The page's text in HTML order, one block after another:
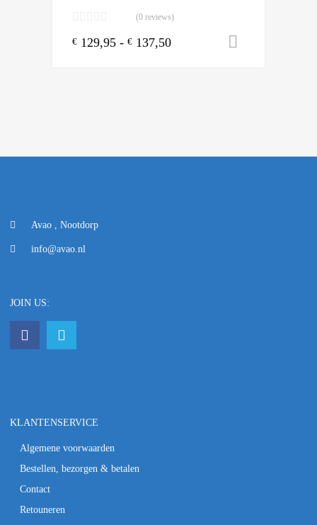
(0 reviews)
€ 129,95 - € 137,50
Avao , Nootdorp
info@avao.nl
JOIN US:
KLANTENSERVICE
Algemene voorwaarden
Bestellen, bezorgen & betalen
Contact
Retouneren